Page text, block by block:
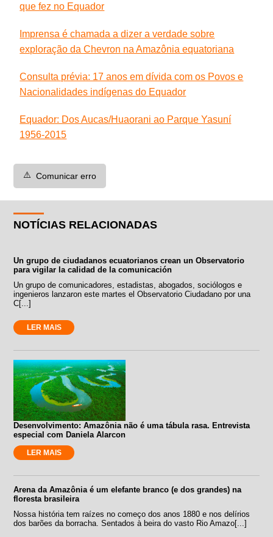
que fez no Equador
Imprensa é chamada a dizer a verdade sobre
exploração da Chevron na Amazônia equatoriana
Consulta prévia: 17 anos em dívida com os Povos e
Nacionalidades indígenas do Equador
Equador: Dos Aucas/Huaorani ao Parque Yasuní
1956-2015
⚠️ Comunicar erro
NOTÍCIAS RELACIONADAS
Un grupo de ciudadanos ecuatorianos crean un Observatorio
para vigilar la calidad de la comunicación
Un grupo de comunicadores, estadistas, abogados, sociólogos e
ingenieros lanzaron este martes el Observatorio Ciudadano por una
C[...]
LER MAIS
Desenvolvimento: Amazônia não é uma tábula rasa. Entrevista
especial com Daniela Alarcon
LER MAIS
Arena da Amazônia é um elefante branco (e dos grandes) na
floresta brasileira
Nossa história tem raízes no começo dos anos 1880 e nos delírios
dos barões da borracha. Sentados à beira do vasto Rio Amazo[...]